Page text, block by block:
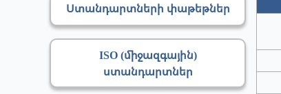
Ստանդարտների փաթեթներ
ISO (միջազգային)
ստանդարտներ